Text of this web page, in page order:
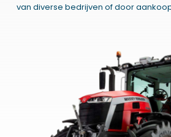
van diverse bedrijven of door